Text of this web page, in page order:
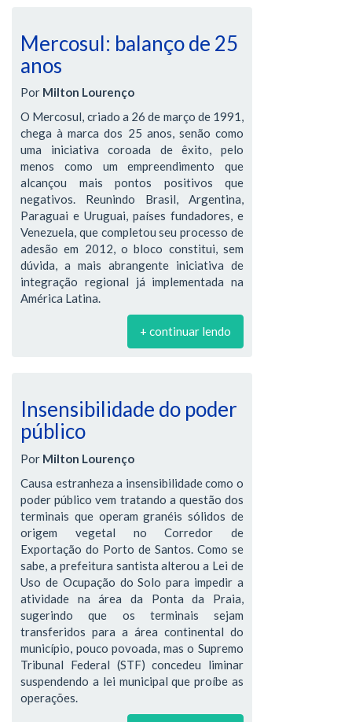
Mercosul: balanço de 25
anos
Por Milton Lourenço
O Mercosul, criado a 26 de março de 1991,
chega à marca dos 25 anos, senão como
uma iniciativa coroada de êxito, pelo
menos como um empreendimento que
alcançou mais pontos positivos que
negativos. Reunindo Brasil, Argentina,
Paraguai e Uruguai, países fundadores, e
Venezuela, que completou seu processo de
adesão em 2012, o bloco constitui, sem
dúvida, a mais abrangente iniciativa de
integração regional já implementada na
América Latina.
+ continuar lendo
Insensibilidade do poder
público
Por Milton Lourenço
Causa estranheza a insensibilidade como o
poder público vem tratando a questão dos
terminais que operam granéis sólidos de
origem vegetal no Corredor de
Exportação do Porto de Santos. Como se
sabe, a prefeitura santista alterou a Lei de
Uso de Ocupação do Solo para impedir a
atividade na área da Ponta da Praia,
sugerindo que os terminais sejam
transferidos para a área continental do
município, pouco povoada, mas o Supremo
Tribunal Federal (STF) concedeu liminar
suspendendo a lei municipal que proíbe as
operações.